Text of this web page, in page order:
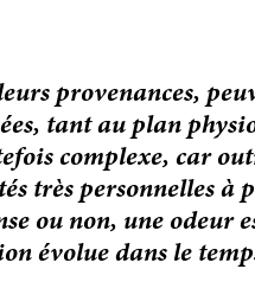
provenances,
tant au plan
complexe, car
très personnelles à
ou non, une odeur
évolue dans le